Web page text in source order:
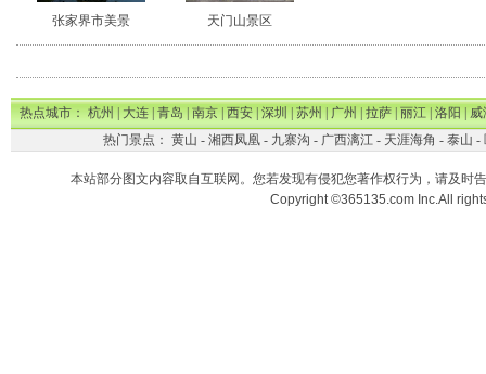
张家界市美景 天门山景区
热点城市：杭州|大连|青岛|南京|西安|深圳|苏州|广州|拉萨|丽江|洛阳|威
热门景点： 黄山 - 湘西凤凰- 九寨沟 - 广西漓江- 天涯海角 - 泰山 -
本站部分图文内容取自互联网。您若发现有侵犯您著作权行为，请及时
Copyright ©365135.com Inc.All